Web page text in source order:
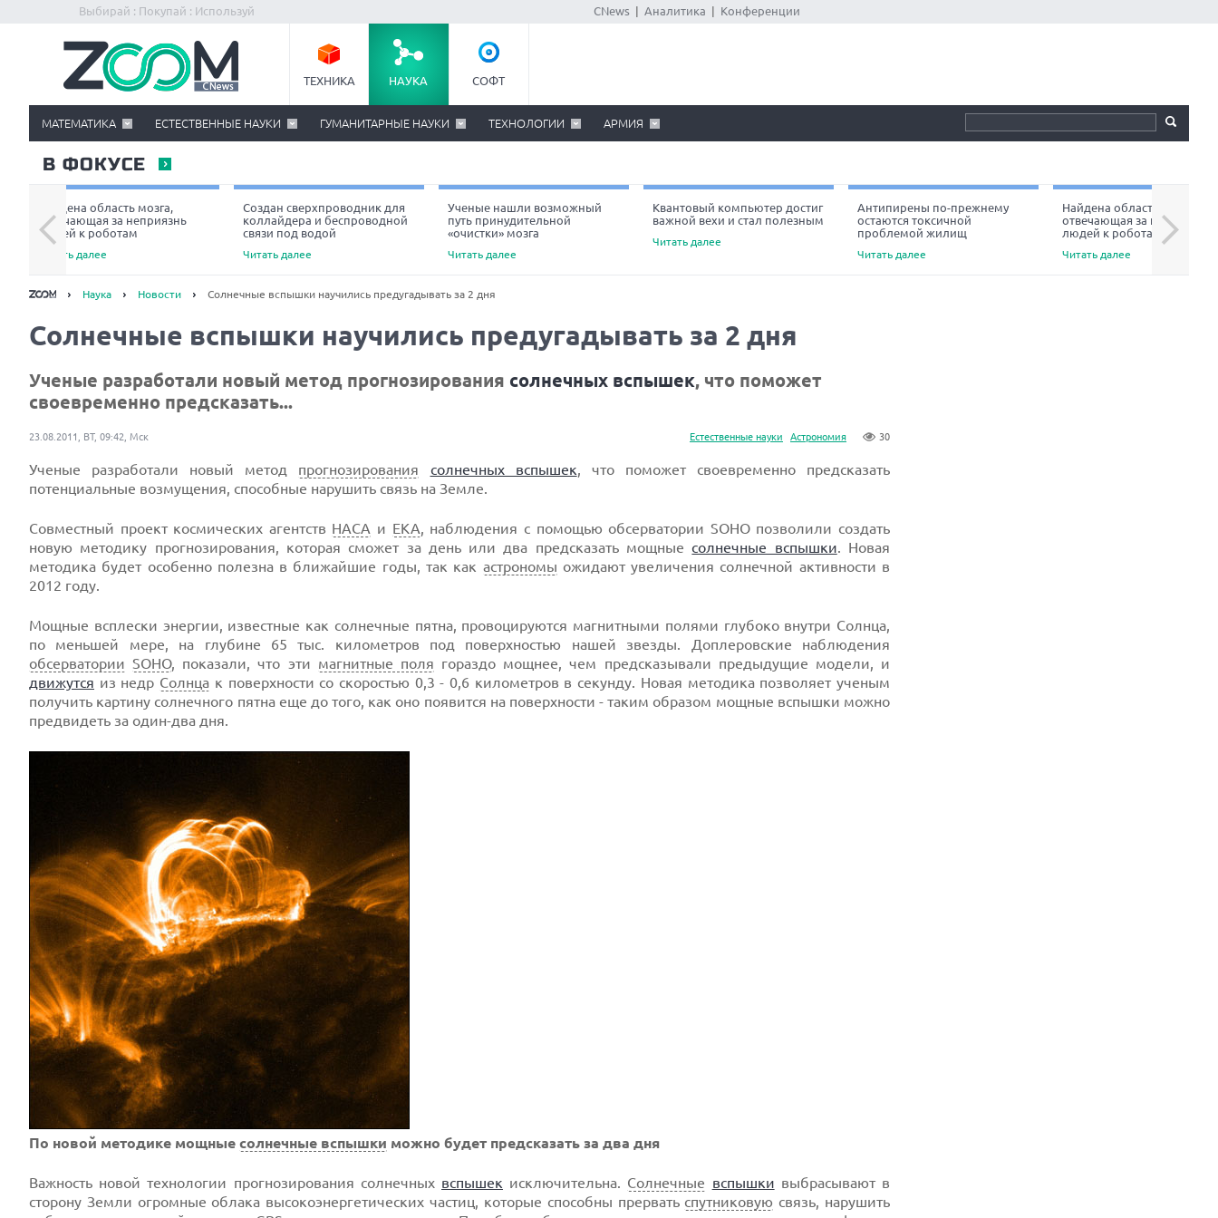
Выбирай : Покупай : Используй CNews Аналитика Конференции
ТЕХНИКА НАУКА СОФТ
МАТЕМАТИКА ЕСТЕСТВЕННЫЕ НАУКИ ГУМАНИТАРНЫЕ НАУКИ ТЕХНОЛОГИИ АРМИЯ
В ФОКУСЕ
Найдена область мозга,
отвечающая за неприязнь
людей к роботам
Читать далее
Создан сверхпроводник для
коллайдера и беспроводной
связи под водой
Читать далее
Ученые нашли возможный
путь принудительной
«очистки» мозга
Читать далее
Квантовый компьютер достиг
важной вехи и стал полезным
Читать далее
Антипирены по-прежнему
остаются токсичной
проблемой жилищ
Читать далее
Найдена область мозга,
отвечающая за неприязнь
людей к роботам
Читать далее
Next
Наука Новости Солнечные вспышки научились предугадывать за 2 дня
Солнечные вспышки научились предугадывать за 2 дня
Ученые разработали новый метод прогнозирования солнечных вспышек, что поможет
своевременно предсказать...
Естественные науки Астрономия 30
23.08.2011, ВТ, 09:42, Мск
Ученые разработали новый метод прогнозирования солнечных вспышек, что поможет своевременно предсказать
потенциальные возмущения, способные нарушить связь на Земле.
Совместный проект космических агентств НАСА и ЕКА, наблюдения с помощью обсерватории SOHO позволили создать
новую методику прогнозирования, которая сможет за день или два предсказать мощныесолнечные вспышки. Новая
методика будет особенно полезна в ближайшие годы, так как астрономы ожидают увеличения солнечной активности в
2012 году.
Мощные всплески энергии, известные как солнечные пятна, провоцируются магнитными полями глубоко внутри Солнца,
по меньшей мере, на глубине 65 тыс. километров под поверхностью нашей звезды. Доплеровские наблюдения
обсерватории SOHO, показали, что эти магнитные поля гораздо мощнее, чем предсказывали предыдущие модели, и
движутся из недр Солнца к поверхности со скоростью 0,3 - 0,6 километров в секунду. Новая методика позволяет ученым
получить картину солнечного пятна еще до того, как оно появится на поверхности - таким образом мощные вспышки можно
предвидеть за один-два дня.
По новой методике мощные солнечные вспышки можно будет предсказать за два дня
Важность новой технологии прогнозирования солнечных вспышек исключительна. Солнечные вспышки выбрасывают в
сторону Земли огромные облака высокоэнергетических частиц, которые способны прервать спутниковую связь, нарушить